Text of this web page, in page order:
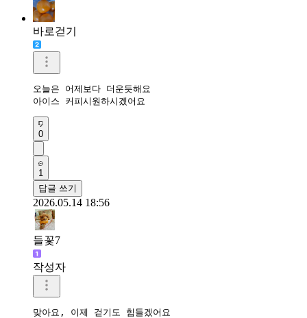
바로걷기
오늘은 어제보다 더운듯해요
아이스 커피시원하시겠어요
0
1
답글 쓰기
2026.05.14 18:56
들꽃7
작성자
맞아요, 이제 걷기도 힘들겠어요